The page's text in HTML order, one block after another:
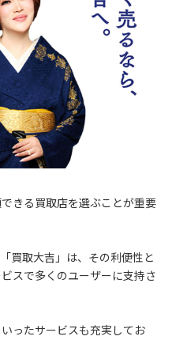
きる買取店を選ぶことが重要
買取大吉」は、その利便性と
スで多くのユーザーに支持さ
ったサービスも充実してお